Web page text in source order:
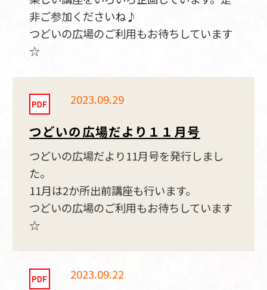
非ご参加くださいね♪
つどいの広場のご利用もお待ちしています
☆
2023.09.29
つどいの広場だより１１月号
つどいの広場だより11月号を発行しまし
た。
11月は2か所出前講座も行います。
つどいの広場のご利用もお待ちしています
☆
2023.09.22